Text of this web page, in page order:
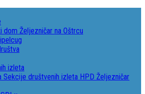
dom Željezničar na Oštrcu
izleta
Sekcije društvenih izleta HPD Željezničar